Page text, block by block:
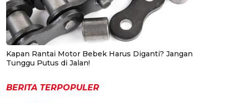
Kapan Rantai Motor Bebek Harus Diganti? Jangan
Tunggu Putus di Jalan!
BERITA TERPOPULER